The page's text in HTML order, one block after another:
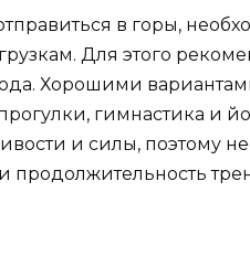
в горы,
Для этого
Хорошими
гимнастика и
и силы, поэтому
продолжительность